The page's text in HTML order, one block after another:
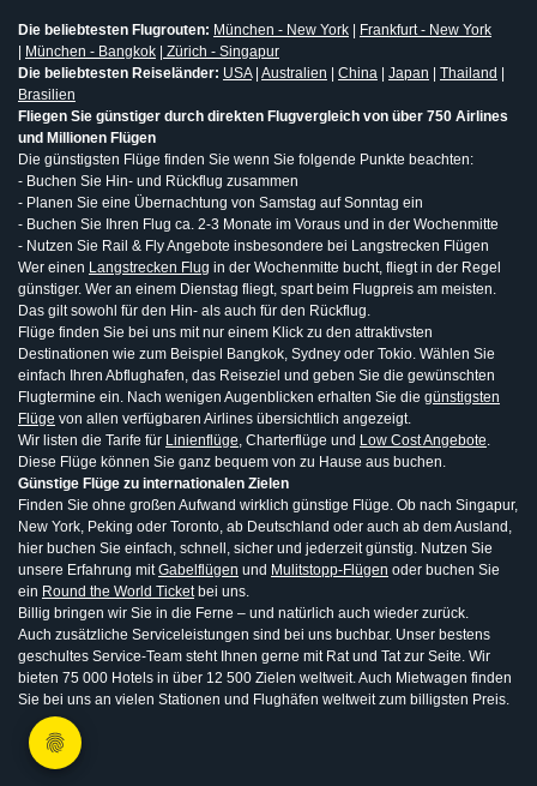
Die beliebtesten Flugrouten: München - New York
Frankfurt - New York
München - Bangkok
Zürich - Singapur
Die beliebtesten Reiseländer: USA| Australien China Japan Thailand
Brasilien
Fliegen Sie günstiger durch direkten Flugvergleich von über 750 Airlines
und Millionen Flügen
Die günstigsten Flüge finden Sie wenn Sie folgende Punkte beachten:
- Buchen Sie Hin- und Rückflug zusammen
- Planen Sie eine Übernachtung von Samstag auf Sonntag ein
- Buchen Sie Ihren Flug ca. 2-3 Monate im Voraus und in der Wochenmitte
- Nutzen Sie Rail & Fly Angebote insbesondere bei Langstrecken Flügen
Wer einen Langstrecken Flug in der Wochenmitte bucht, fliegt in der Regel
günstiger. Wer an einem Dienstag fliegt, spart beim Flugpreis am meisten.
Das gilt sowohl für den Hin- als auch für den Rückflug.
Flüge finden Sie bei uns mit nur einem Klick zu den attraktivsten
Destinationen wie zum Beispiel Bangkok, Sydney oder Tokio. Wählen Sie
einfach Ihren Abflughafen, das Reiseziel und geben Sie die gewünschten
Flugtermine ein. Nach wenigen Augenblicken erhalten Sie die günstigsten
Flüge von allen verfügbaren Airlines übersichtlich angezeigt.
Wir listen die Tarife für Linienflüge, Charterflüge und Low Cost Angebote.
Diese Flüge können Sie ganz bequem von zu Hause aus buchen.
Günstige Flüge zu internationalen Zielen
Finden Sie ohne großen Aufwand wirklich günstige Flüge. Ob nach Singapur,
New York, Peking oder Toronto, ab Deutschland oder auch ab dem Ausland,
hier buchen Sie einfach, schnell, sicher und jederzeit günstig. Nutzen Sie
unsere Erfahrung mitGabelflügen und Mulitstopp-Flügen oder buchen Sie
ein Round the World Ticketbei uns.
Billig bringen wir Sie in die Ferne – und natürlich auch wieder zurück.
Auch zusätzliche Serviceleistungen sind bei uns buchbar. Unser bestens
geschultes Service-Team steht Ihnen gerne mit Rat und Tat zur Seite. Wir
bieten 75 000 Hotels in über 12 500 Zielen weltweit. Auch Mietwagen finden
Sie bei uns an vielen Stationen und Flughäfen weltweit zum billigsten Preis.